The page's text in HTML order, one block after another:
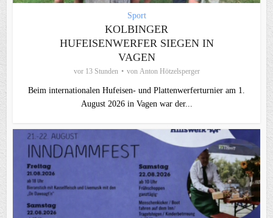
Sport
KOLBINGER
HUFEISENWERFER SIEGEN IN
VAGEN
vor 13 Stunden von Anton Hötzelsperger
Beim internationalen Hufeisen- und Plattenwerferturnier am 1.
August 2026 in Vagen war der...